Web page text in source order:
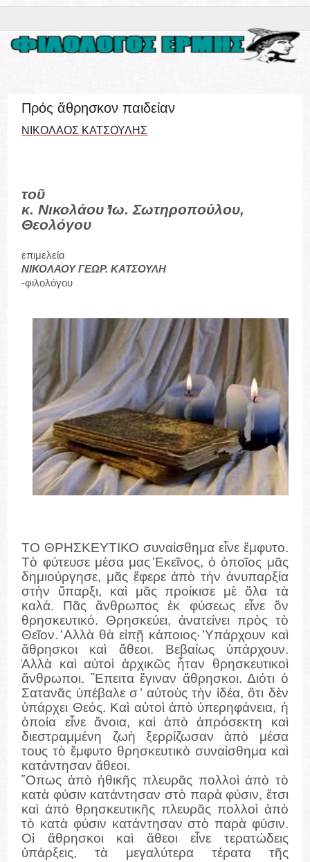
Πρός ἄθρησκον παιδείαν
ΝΙΚΟΛΑΟΣ ΚΑΤΣΟΥΛΗΣ
τοῦ
κ. Νικολάου ̓Ιω. Σωτηροπούλου,
Θεολόγου
επιμελεία
ΝΙΚΟΛΑΟΥ ΓΕΩΡ. ΚΑΤΣΟΥΛΗ
-φιλολόγου
ΤΟ ΘΡΗΣΚΕΥΤΙΚΟ συναίσθημα εἶνε ἔμφυτο.
Τὸ φύτευσε μέσα μας ̓Εκεῖνος, ὁ ὁποῖος μᾶς
δημιούργησε, μᾶς ἔφερε ἀπὸ τὴν ἀνυπαρξία
στὴν ὕπαρξι, καὶ μᾶς προίκισε μὲ ὅλα τὰ
καλά. Πᾶς ἄνθρωπος ἐκ φύσεως εἶνε ὂν
θρησκευτικό. Θρησκεύει, ἀνατείνει πρὸς τὸ
Θεῖον. ̓Αλλὰ θὰ εἰπῇ κάποιος· ̔Υπάρχουν καὶ
ἄθρησκοι καὶ ἄθεοι. Βεβαίως ὑπάρχουν.
̓Αλλὰ καὶ αὐτοὶ ἀρχικῶς ἦταν θρησκευτικοὶ
ἄνθρωποι. ῎Επειτα ἔγιναν ἄθρησκοι. Διότι ὁ
Σατανᾶς ὑπέβαλε σ ̓ αὐτοὺς τὴν ἰδέα, ὅτι δὲν
ὑπάρχει Θεός. Καὶ αὐτοὶ ἀπὸ ὑπερηφάνεια, ἡ
ὁποία εἶνε ἄνοια, καὶ ἀπὸ ἀπρόσεκτη καὶ
διεστραμμένη ζωὴ ξερρίζωσαν ἀπὸ μέσα
τους τὸ ἔμφυτο θρησκευτικὸ συναίσθημα καὶ
κατάντησαν ἄθεοι.
῞Οπως ἀπὸ ἠθικῆς πλευρᾶς πολλοὶ ἀπὸ τὸ
κατὰ φύσιν κατάντησαν στὸ παρὰ φύσιν, ἔτσι
καὶ ἀπὸ θρησκευτικῆς πλευρᾶς πολλοὶ ἀπὸ
τὸ κατὰ φύσιν κατάντησαν στὸ παρὰ φύσιν.
Οἱ ἄθρησκοι καὶ ἄθεοι εἶνε τερατώδεις
ὑπάρξεις, τὰ μεγαλύτερα τέρατα τῆς